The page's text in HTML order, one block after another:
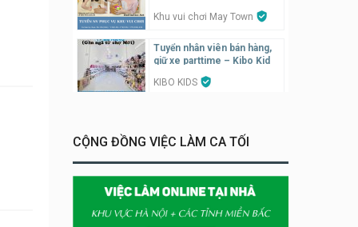
Khu vui chơi May Town
Tuyển nhân viên bán hàng,
giữ xe parttime – Kibo Kid
KIBO KIDS
Công ty
Tuyển nhân viên tiếp thực,
phục vụ bàn
Nhà hàng Phủi Quán
CỘNG ĐỒNG VIỆC LÀM CA TỐI